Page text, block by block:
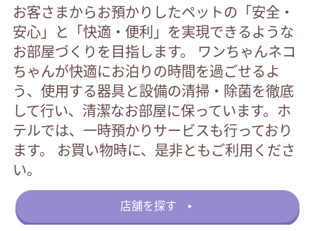
お客さまからお預かりしたペットの「安全・
安心」と「快適・便利」を実現できるような
お部屋づくりを目指します。 ワンちゃんネコ
ちゃんが快適にお泊りの時間を過ごせるよ
う、使用する器具と設備の清掃・除菌を徹底
して行い、清潔なお部屋に保っています。ホ
テルでは、一時預かりサービスも行っており
ます。 お買い物時に、是非ともご利用くださ
い。
店舗を探す